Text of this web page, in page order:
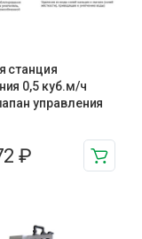
станция
0,5 куб.м/ч
управления
₽